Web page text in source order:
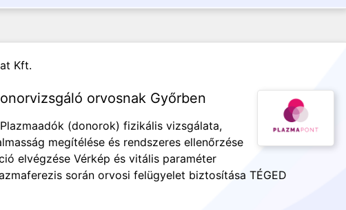
Kft.
orvosnak Győrben
Plazmaadók (donorok) fizikális vizsgálata,
megítélése és rendszeres ellenőrzése
elvégzése Vérkép és vitális paraméter
során orvosi felügyelet biztosítása TÉGED